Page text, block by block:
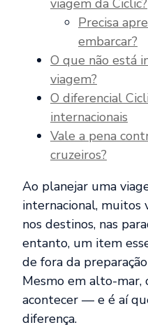
viagem da Ciclic?
Precisa
embarcar?
O que não está
viagem?
O diferencial
internacionais
Vale a pena
cruzeiros?
Ao planejar uma
internacional, muitos
nos destinos, nas
entanto, um item
de fora da
Mesmo em alto-
acontecer — e é aí
diferença.